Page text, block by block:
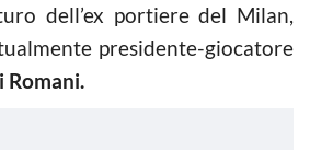
dell’ex portiere del Milan,
presidente-giocatore
Romani.